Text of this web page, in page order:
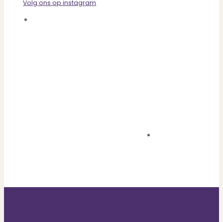
Volg ons op instagram